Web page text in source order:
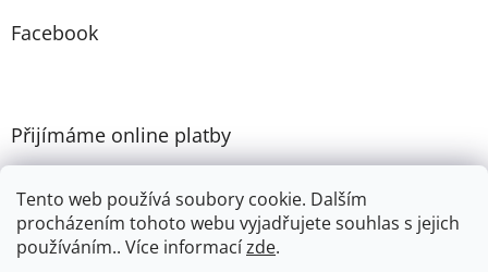
Tento web používá soubory cookie. Dalším
procházením tohoto webu vyjadřujete souhlas s jejich
používáním.. Více informacízde.
Facebook
Přijímáme online platby